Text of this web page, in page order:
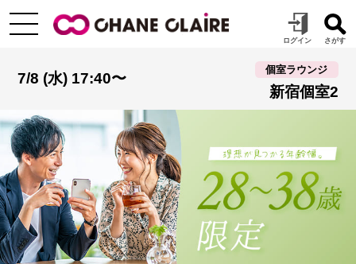
7/8 (水) 17:40〜
個室ラウンジ
新宿個室2